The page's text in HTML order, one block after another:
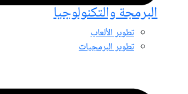
البرمجة والتكنولوجيا
تطوير الألعاب
تطوير البرمجيات